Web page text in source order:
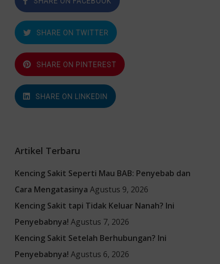
SHARE ON TWITTER
SHARE ON PINTEREST
SHARE ON LINKEDIN
Artikel Terbaru
Kencing Sakit Seperti Mau BAB: Penyebab dan
Cara Mengatasinya Agustus 9, 2026
Kencing Sakit tapi Tidak Keluar Nanah? Ini
Penyebabnya! Agustus 7, 2026
Kencing Sakit Setelah Berhubungan? Ini
Penyebabnya! Agustus 6, 2026